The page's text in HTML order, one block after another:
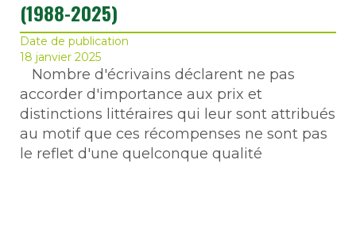
(1988-2025)
Date de publication
18 janvier 2025
Nombre d'écrivains déclarent ne pas
accorder d'importance aux prix et
distinctions littéraires qui leur sont attribués
au motif que ces récompenses ne sont pas
le reflet d'une quelconque qualité